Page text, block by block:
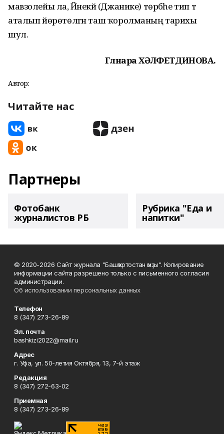
мавзолейы ла, Йәнекәй (Джанике) төрбәһе тип тә
аталып йөрөтөлгән таш ҡоролманың тарихы
шул.
Гөлнара ХӘЛФЕТДИНОВА.
Автор:
Читайте нас
Партнеры
Фотобанк
журналистов РБ
Рубрика "Еда и
напитки"
© 2020-2026 Сайт журнала "Башҡортостан ҡыҙы". Копирование
информации сайта разрешено только с письменного согласия
администрации.
Об использовании персональных данных
Телефон
8 (347) 273-26-89
Эл. почта
bashkizi2022@mail.ru
Адрес
г. Уфа, ул. 50-летия Октября, 13, 7-й этаж
Редакция
8 (347) 272-63-02
Приемная
8 (347) 273-26-89